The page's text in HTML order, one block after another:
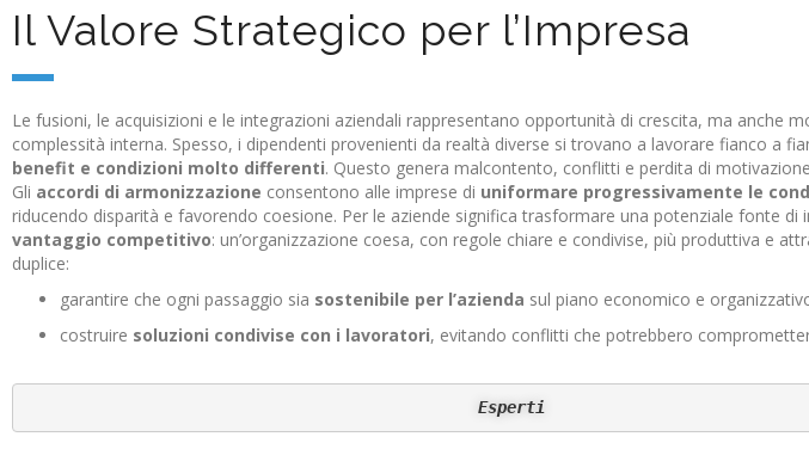
Il Valore Strategico per l’Impresa
Le fusioni, le acquisizioni e le integrazioni aziendali rappresentano opportunità di crescita, ma anche
complessità interna. Spesso, i dipendenti provenienti da realtà diverse si trovano a lavorare fianco a
benefit e condizioni molto differenti. Questo genera malcontento, conflitti e perdita di
Gli accordi di armonizzazione consentono alle imprese di uniformare progressivamente le
riducendo disparità e favorendo coesione. Per le aziende significa trasformare una potenziale fonte di
vantaggio competitivo: un’organizzazione coesa, con regole chiare e condivise, più produttiva e
duplice:
garantire che ogni passaggio sia sostenibile per l’azienda sul piano economico e
costruire soluzioni condivise con i lavoratori, evitando conflitti che potrebbero
Esperti
Chiarezza, Sicurezza e